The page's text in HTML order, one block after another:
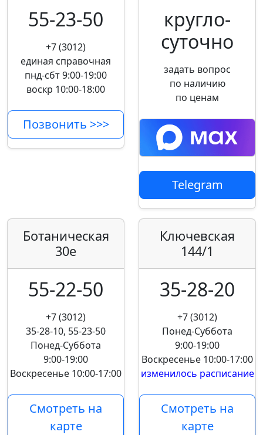
55-23-50
+7 (3012)
единая справочная
пнд-сбт 9:00-19:00
воскр 10:00-18:00
Позвонить >>>
кругло­
суточно
задать вопрос
по наличию
по ценам
Telegram
Ботаническая
30е
55-22-50
+7 (3012)
35-28-10, 55-23-50
Понед-Суббота
9:00-19:00
Воскресенье 10:00-17:00
Смотреть на
карте
Ключевская
144/1
35-28-20
+7 (3012)
Понед-Суббота
9:00-19:00
Воскресенье 10:00-17:00
изменилось расписание
Смотреть на
карте